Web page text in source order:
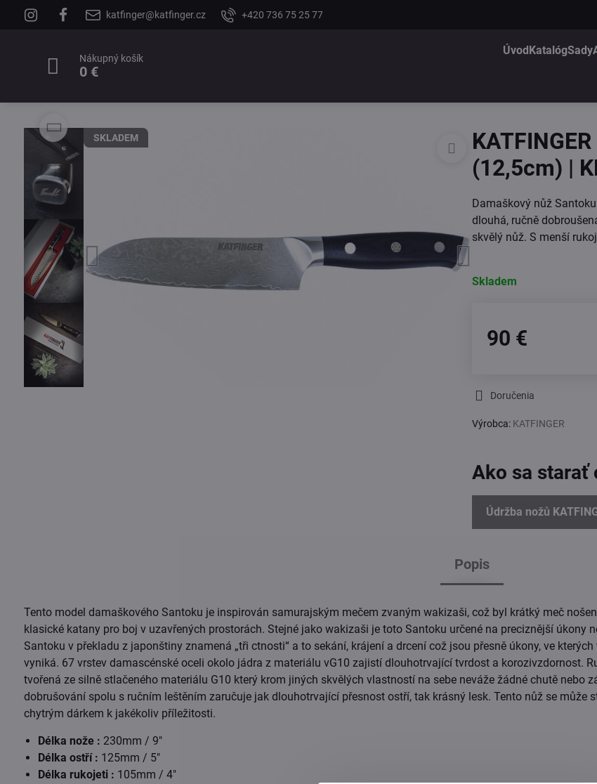
katfinger@katfinger.cz +420 736 75 25 77
Nákupný košík
0 €
ÚvodKatalógSady
SKLADEM
(12,5cm) |
Damaškový nůž
dlouhá, ručně
skvělý nůž. S menší
Skladem
90 €
Doručenia
Výrobca: KATFINGER
Ako sa starať
Údržba nožů
Popis
Tento model damaškového Santoku je inspirován samurajským mečem zvaným wakizaši, což byl krátký meč
klasické katany pro boj v uzavřených prostorách. Stejné jako wakizaši je toto Santoku určené na preciznější úkony
Santoku v překladu z japonštiny znamená „tři ctnosti“ a to sekání, krájení a drcení což jsou přesně úkony, ve
vyniká. 67 vrstev damascénské oceli okolo jádra z materiálu vG10 zajistí dlouhotrvající tvrdost a korozivzdornost.
tvořená ze silně stlačeného materiálu G10 který krom jiných skvělých vlastností na sebe neváže žádné chutě nebo
dobrušování spolu s ručním leštěním zaručuje jak dlouhotrvající přesnost ostří, tak krásný lesk. Tento nůž se může
chytrým dárkem k jakékoliv příležitosti.
Délka nože : 230mm / 9"
Délka ostří : 125mm / 5"
Délka rukojeti : 105mm / 4"